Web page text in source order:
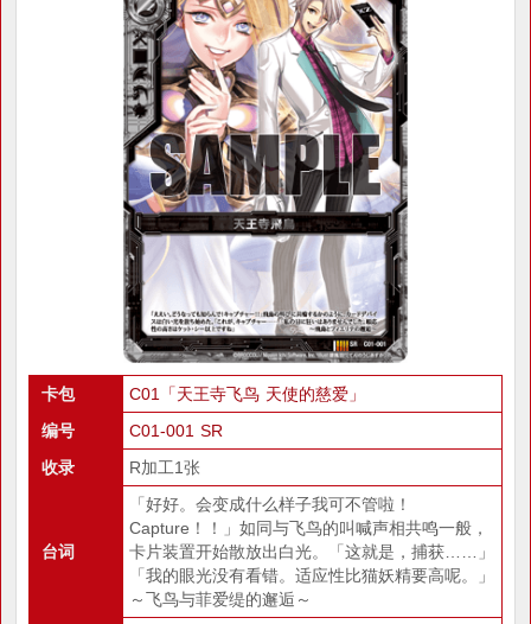
卡包
C01「天王寺飞鸟 天使的慈爱」
编号
C01-001 SR
收录
R加工1张
台词
「好好。会变成什么样子我可不管啦！
Capture！！」如同与飞鸟的叫喊声相共鸣一般，
卡片装置开始散放出白光。「这就是，捕获……」
「我的眼光没有看错。适应性比猫妖精要高呢。」
～飞鸟与菲爱缇的邂逅～